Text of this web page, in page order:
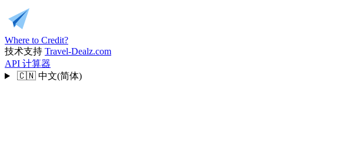
Where to Credit?
技术支持 Travel-Dealz.com
API 计算器
🇨🇳 中文(简体)